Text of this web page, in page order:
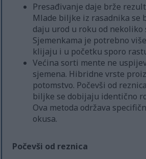
Presađivanje daje brže
Mlade biljke iz rasadnika se
daju urod u roku od nekoliko
Sjemenkama je potrebno
klijaju i u početku sporo
Većina sorti mente ne
sjemena. Hibridne vrste
potomstvo. Počevši od
biljke se dobijaju identično
Ova metoda održava
okusa.
Počevši od reznica